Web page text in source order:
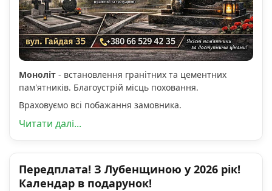
Моноліт - встановлення гранітних та цементних
пам'ятників. Благоустрій місць поховання.
Враховуємо всі побажання замовника.
Читати далі...
Передплата! З Лубенщиною у 2026 рік!
Календар в подарунок!